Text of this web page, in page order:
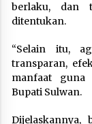
berlaku, dan
ditentukan.
“Selain itu,
transparan,
manfaat guna
Bupati Sulwan.
Dijelaskannya,